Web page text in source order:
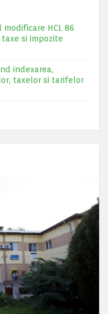
modificare HCL 86
si impozite
indexarea,
taxelor si tarifelor